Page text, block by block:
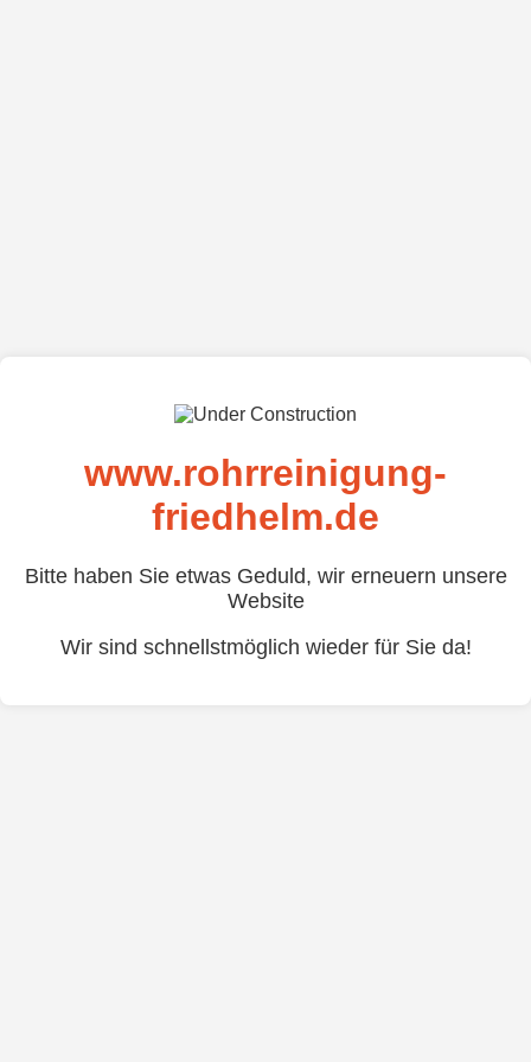
www.rohrreinigung-
friedhelm.de
Bitte haben Sie etwas Geduld, wir erneuern unsere
Website
Wir sind schnellstmöglich wieder für Sie da!